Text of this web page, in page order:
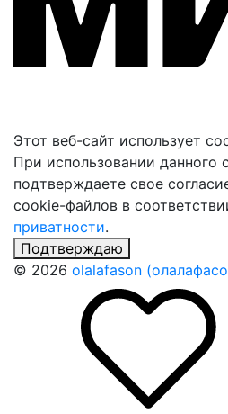
Этот веб-сайт использует
При использовании данного
подтверждаете свое
cookie-файлов в
приватности.
Подтверждаю
© 2026 olalafason